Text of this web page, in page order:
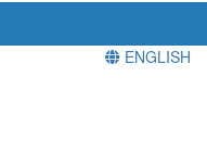
ENGLISH